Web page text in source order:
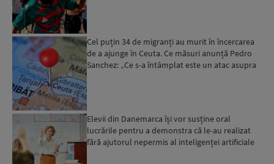
Cel puțin 34 de migranți au murit în încercarea
de a ajunge în Ceuta. Ce măsuri anunță Pedro
Sanchez: „Ce s-a întâmplat este un atac asupra
Elevii din Danemarca își vor susține oral
lucrările pentru a demonstra că le-au realizat
fără ajutorul nepermis al inteligenței artificiale